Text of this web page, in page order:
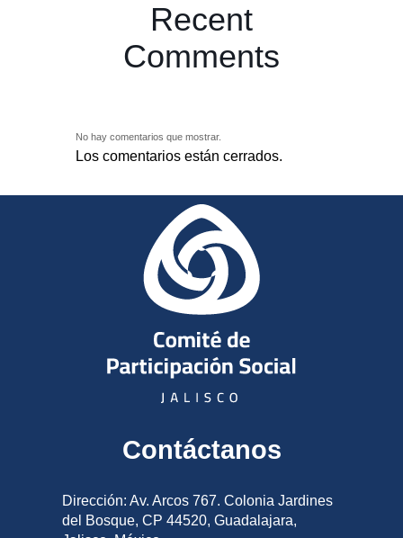
Recent
Comments
No hay comentarios que mostrar.
Los comentarios están cerrados.
Contáctanos
Dirección: Av. Arcos 767. Colonia Jardines
del Bosque, CP 44520, Guadalajara,